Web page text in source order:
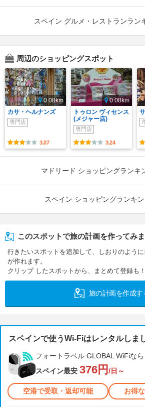
スペイン グルメ・レストランラン
周辺のショッピングスポット
0.08km
カサ・ヘルナンズ
専門店
3.07
0.08km
トゥロン ヴィセンス
(メジャー店)
専門店
3.24
マドリード ショッピングランキ
スペイン ショッピングランキ
このスポットで旅の計画を作ってみ
行きたいスポットを追加して、しおりのように
が作れます。
クリップ したスポットから、まとめて登録も！
旅の計画を作成す
スペインで使うWi-Fiはレンタルしま
フォートラベル GLOBAL WiFiなら
スペイン最安 376円 /日～
空港で受取・返却可能 お得